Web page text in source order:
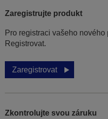
Zaregistrujte produkt
Pro registraci vašeho
Registrovat.
Zaregistrovat
Zkontrolujte svou záruku